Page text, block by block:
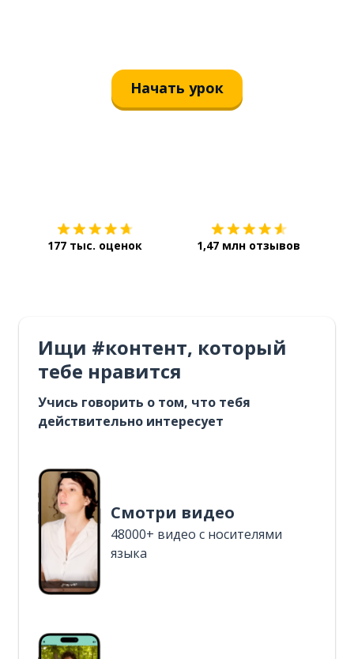
Начать урок
177 тыс. оценок 1,47 млн отзывов
Ищи #контент, который
тебе нравится
Учись говорить о том, что тебя
действительно интересует
Смотри видео
48000+ видео с носителями
языка